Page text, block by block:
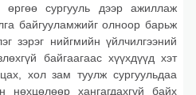
сургууль дээр ажиллаж
байгууламжийг олноор барьж
зэрэг нийгмийн үйлчилгээний
байгаагаас хүүхдүүд хэт
хол зам туулж сургуульдаа
нөхцөлөөр хангагдахгүй байх